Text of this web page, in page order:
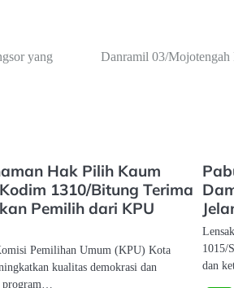
yang
Danramil 03/
Hak Pilih Kaum
1310/Bitung Terima
Pemilih dari KPU
Pemilihan Umum (KPU) Kota
kualitas demokrasi dan
program…
1015/
dan